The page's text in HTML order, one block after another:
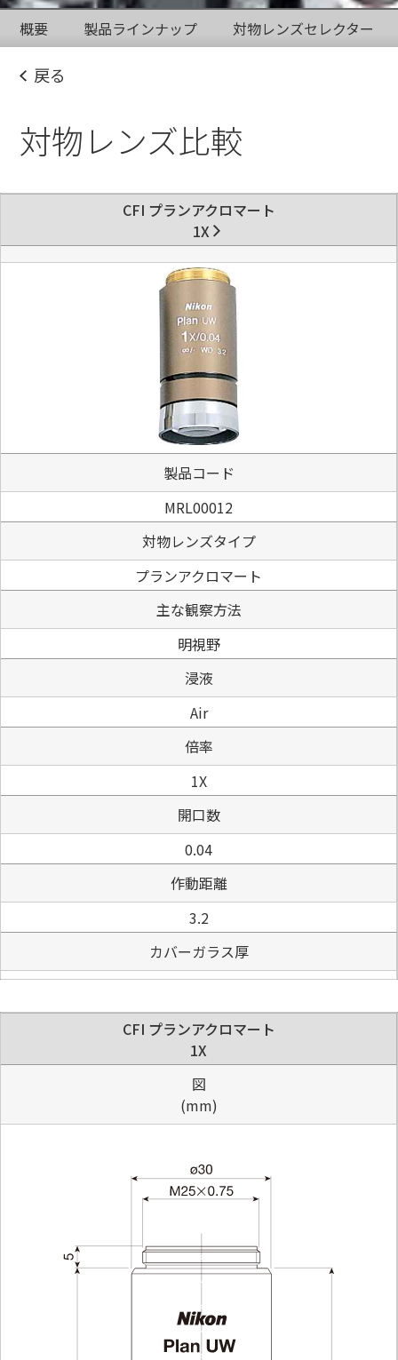
概要 製品ラインナップ 対物レンズセレクター
戻る
対物レンズ比較
CFI プランアクロマート
1X
製品コード
MRL00012
対物レンズタイプ
プランアクロマート
主な観察方法
明視野
浸液
Air
倍率
1X
開口数
0.04
作動距離
3.2
カバーガラス厚
CFI プランアクロマート
1X
図
(mm)